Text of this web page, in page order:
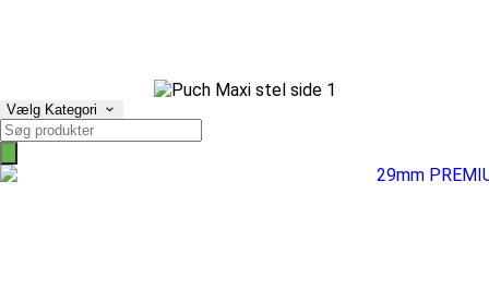
Vælg Kategori
Products
search